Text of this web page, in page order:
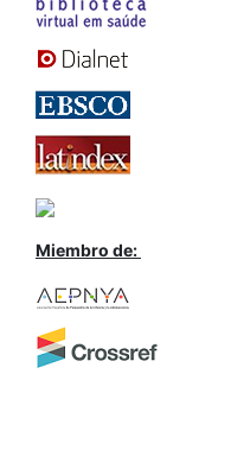
Miembro de: